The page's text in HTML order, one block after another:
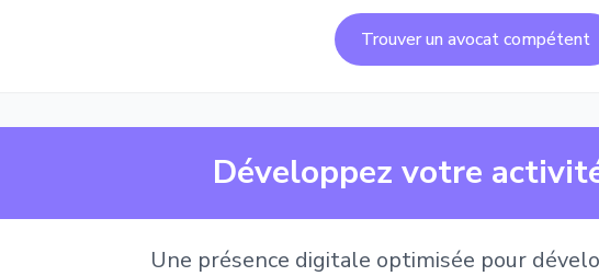
Trouver un avocat compétent
Développez votre
Une présence digitale optimisée pour